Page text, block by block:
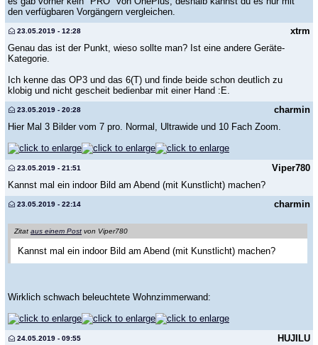
den verfügbaren Vorgängern vergleichen.
xtrm
23.05.2019 - 12:28
Genau das ist der Punkt, wieso sollte man? Ist eine andere Geräte-
Kategorie.
Ich kenne das OP3 und das 6(T) und finde beide schon deutlich zu
klobig und nicht gescheit bedienbar mit einer Hand :E.
charmin
23.05.2019 - 20:28
Hier Mal 3 Bilder vom 7 pro. Normal, Ultrawide und 10 Fach Zoom.
Viper780
23.05.2019 - 21:51
Kannst mal ein indoor Bild am Abend (mit Kunstlicht) machen?
charmin
23.05.2019 - 22:14
Zitat aus einem Post von Viper780
Kannst mal ein indoor Bild am Abend (mit Kunstlicht) machen?
Wirklich schwach beleuchtete Wohnzimmerwand:
HUJILU
24.05.2019 - 09:55